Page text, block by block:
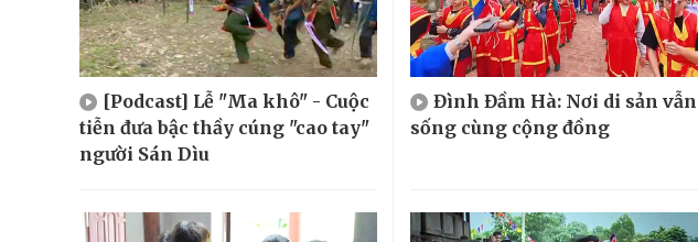
[Podcast] Lễ "Ma khô" - Cuộc
tiễn đưa bậc thầy cúng "cao tay"
người Sán Dìu
Đình Đầm Hà: Nơi di sản vẫn
sống cùng cộng đồng